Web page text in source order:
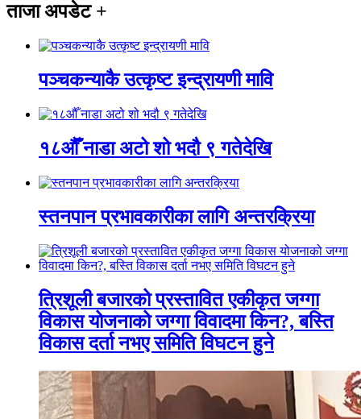
ताजा अपडेट +
पञ्चकन्याकै उत्कृष्ट इन्द्रायणी मावि
१८औँ नाडा अटो शो भदौ ९ गतेदेखि
स्तनपान प्रभावकारीका लागि अन्तरक्रिया
त्रिशूली बजारको प्रस्तावित एकीकृत जग्गा
विकास योजनाको जग्गा विवादमा किन?, बस्ति
विकास दर्ता नभए समिति विघटन हुने